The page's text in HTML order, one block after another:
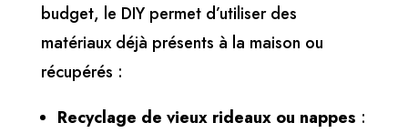
budget, le DIY permet d’utiliser des
matériaux déjà présents à la maison ou
récupérés :
Recyclage de vieux rideaux ou nappes :